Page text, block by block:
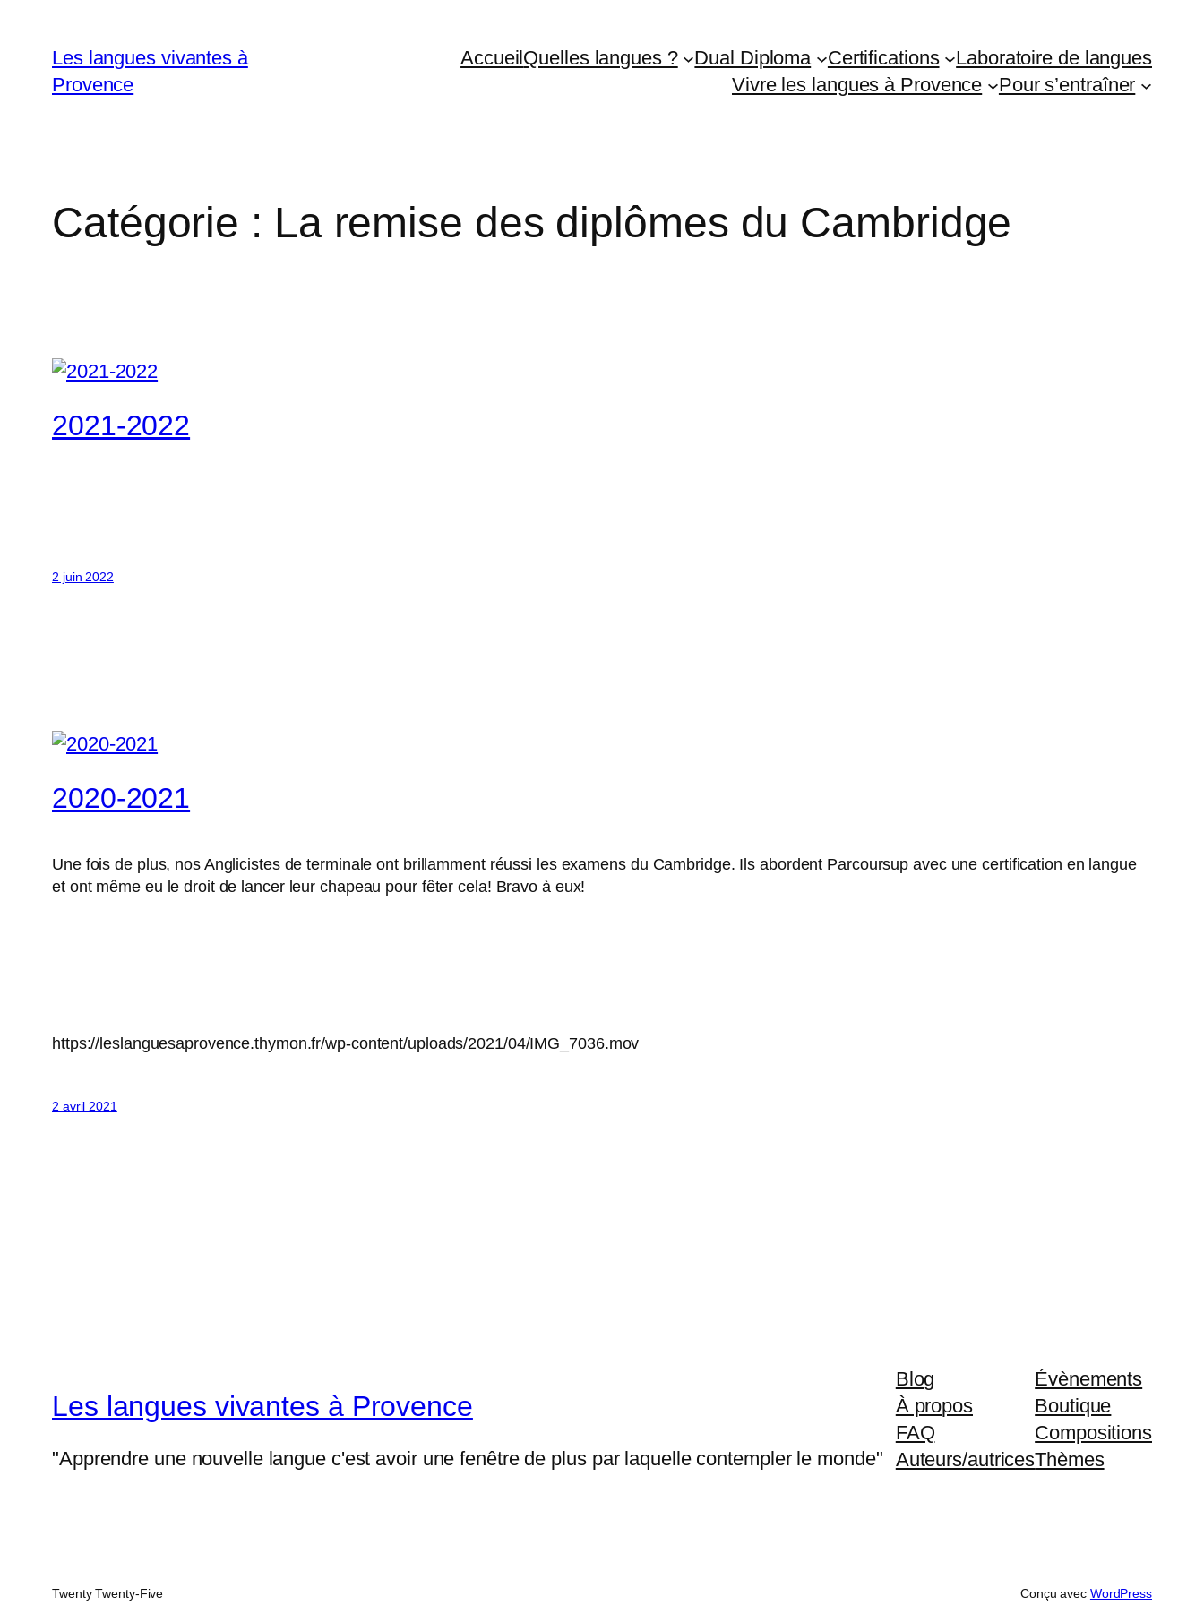
contenu
Les langues vivantes à
Provence
AccueilQuelles langues ? Dual Diploma Certifications
Laboratoire de langues
Vivre les langues à Provence
Pour s’entraîner
Catégorie : La remise des diplômes du Cambridge
2021-2022
2 juin 2022
2020-2021
Une fois de plus, nos Anglicistes de terminale ont brillamment réussi les examens du Cambridge. Ils abordent Parcoursup avec une certification en langue
et ont même eu le droit de lancer leur chapeau pour fêter cela! Bravo à eux!
https://leslanguesaprovence.thymon.fr/wp-content/uploads/2021/04/IMG_7036.mov
2 avril 2021
Les langues vivantes à Provence
"Apprendre une nouvelle langue c'est avoir une fenêtre de plus par laquelle contempler le monde"
Blog
À propos
FAQ
Auteurs/autrices
Évènements
Boutique
Compositions
Thèmes
Twenty Twenty-Five Conçu avec WordPress